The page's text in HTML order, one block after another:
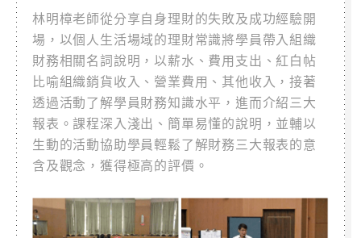
林明樟老師從分享自身理財的失敗及成功經驗開
場，以個人生活場域的理財常識將學員帶入組織
財務相關名詞說明，以薪水、費用支出、紅白帖
比喻組織銷貨收入、營業費用、其他收入，接著
透過活動了解學員財務知識水平，進而介紹三大
報表。課程深入淺出、簡單易懂的說明，並輔以
生動的活動協助學員輕鬆了解財務三大報表的意
含及觀念，獲得極高的評價。